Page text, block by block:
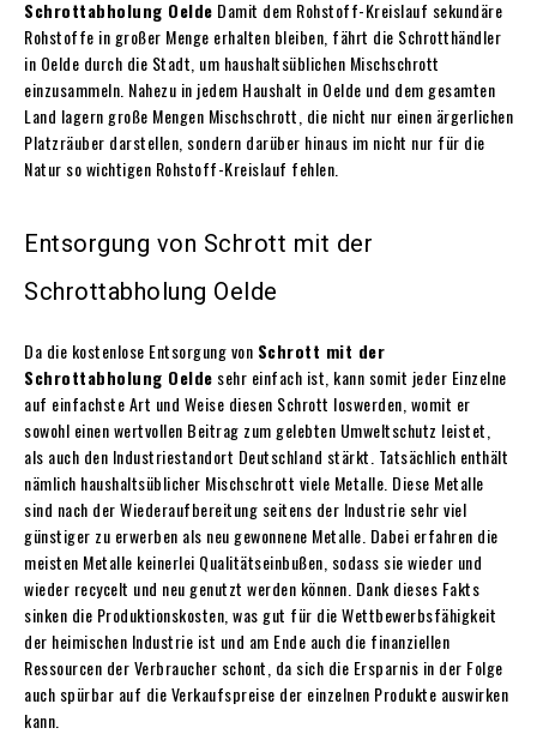
Schrottabholung Oelde Damit dem Rohstoff-Kreislauf sekundäre
Rohstoffe in großer Menge erhalten bleiben, fährt die Schrotthändler
in Oelde durch die Stadt, um haushaltsüblichen Mischschrott
einzusammeln. Nahezu in jedem Haushalt in Oelde und dem gesamten
Land lagern große Mengen Mischschrott, die nicht nur einen ärgerlichen
Platzräuber darstellen, sondern darüber hinaus im nicht nur für die
Natur so wichtigen Rohstoff-Kreislauf fehlen.
Entsorgung von Schrott mit der
Schrottabholung Oelde
Da die kostenlose Entsorgung von Schrott mit der
Schrottabholung Oelde sehr einfach ist, kann somit jeder Einzelne
auf einfachste Art und Weise diesen Schrott loswerden, womit er
sowohl einen wertvollen Beitrag zum gelebten Umweltschutz leistet,
als auch den Industriestandort Deutschland stärkt. Tatsächlich enthält
nämlich haushaltsüblicher Mischschrott viele Metalle. Diese Metalle
sind nach der Wiederaufbereitung seitens der Industrie sehr viel
günstiger zu erwerben als neu gewonnene Metalle. Dabei erfahren die
meisten Metalle keinerlei Qualitätseinbußen, sodass sie wieder und
wieder recycelt und neu genutzt werden können. Dank dieses Fakts
sinken die Produktionskosten, was gut für die Wettbewerbsfähigkeit
der heimischen Industrie ist und am Ende auch die finanziellen
Ressourcen der Verbraucher schont, da sich die Ersparnis in der Folge
auch spürbar auf die Verkaufspreise der einzelnen Produkte auswirken
kann.